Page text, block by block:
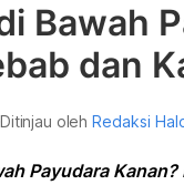
Bawah
dan
Ditinjau olehRedaksi
Payudara